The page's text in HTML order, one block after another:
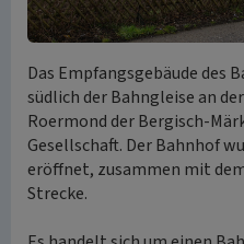
Das Empfangsgebäude des
südlich der Bahngleise an
Roermond der Bergisch-
Gesellschaft. Der Bahnhof
eröffnet, zusammen mit
Strecke.